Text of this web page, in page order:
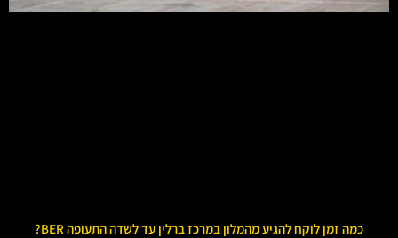
כמה זמן לוקח להגיע מהמלון במרכז ברלין עד לשדה התעופה BER?